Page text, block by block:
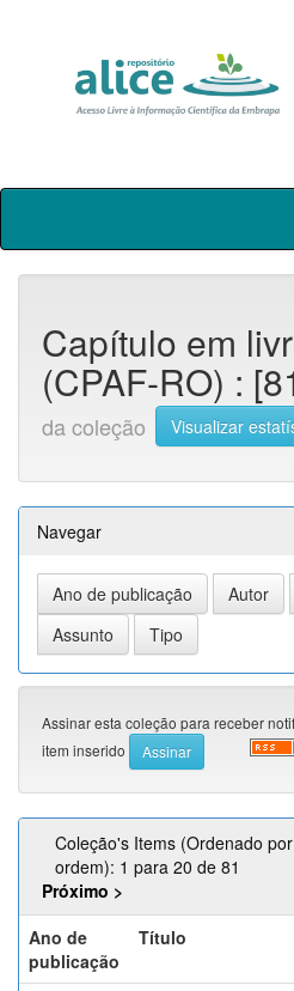
Skip
Capítulo em
(CPAF-RO) :
da coleção
Visualizar
Navegar
Assinar esta coleção para receber
item inserido
Coleção's Items (Ordenado
ordem): 1 para 20 de 81
Próximo >
Ano de
publicação
Título